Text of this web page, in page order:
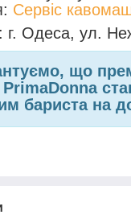
Сервіс
Одеса, ул.
що
бариста на